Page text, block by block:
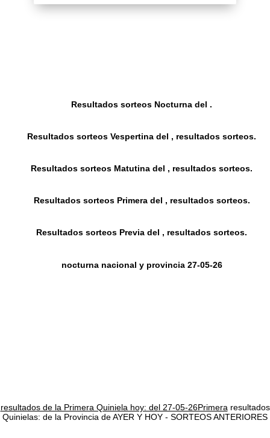
Resultados sorteos Nocturna del .
Resultados sorteos Vespertina del , resultados sorteos.
Resultados sorteos Matutina del , resultados sorteos.
Resultados sorteos Primera del , resultados sorteos.
Resultados sorteos Previa del , resultados sorteos.
nocturna nacional y provincia 27-05-26
resultados de la Primera Quiniela hoy: del 27-05-26Primera resultados
Quinielas: de la Provincia de AYER Y HOY - SORTEOS ANTERIORES